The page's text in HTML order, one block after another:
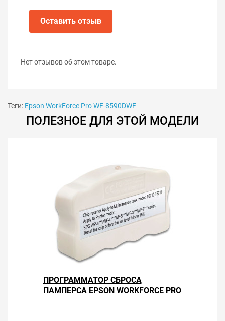
Оставить отзыв
Нет отзывов об этом товаре.
Теги: Epson WorkForce Pro WF-8590DWF
ПОЛЕЗНОЕ ДЛЯ ЭТОЙ МОДЕЛИ
ПРОГРАММАТОР СБРОСА
ПАМПЕРСА EPSON WORKFORCE PRO